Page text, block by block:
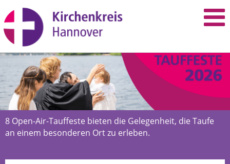
8 Open-Air-Tauffeste bieten die Gelegenheit, die Taufe
an einem besonderen Ort zu erleben.